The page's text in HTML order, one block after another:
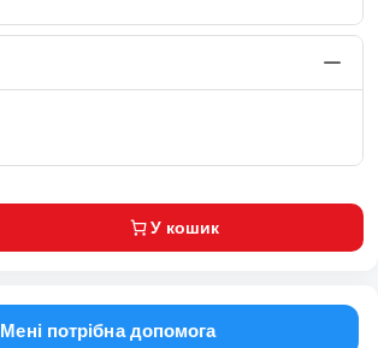
У кошик
Мені потрібна допомога